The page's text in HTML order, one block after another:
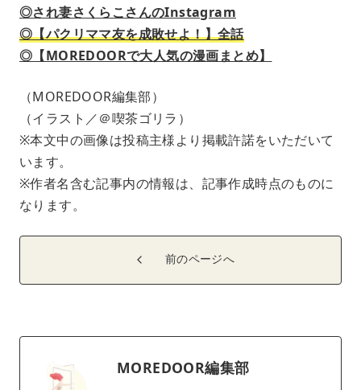
◎され妻さくらこさんのInstagram
◎【パクリママ友を成敗せよ！】全話
◎【MOREDOORで大人気の漫画まとめ】
（MOREDOOR編集部）
（イラスト／＠喫茶ゴリラ）
※本文中の画像は投稿主様より掲載許諾をいただいて
います。
※作者名含む記事内の情報は、記事作成時点のものに
なります。
前のページへ
MOREDOOR編集部